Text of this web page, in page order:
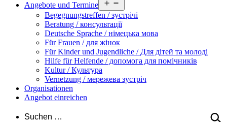
Angebote und Termine
öffnen
Begegnungstreffen / зустрічі
Beratung / консультації
Deutsche Sprache / німецька мова
Für Frauen / для жінок
Für Kinder und Jugendliche / Для дітей та молоді
Hilfe für Helfende / допомога для помічників
Kultur / Культура
Vernetzung / мережева зустріч
Organisationen
Angebot einreichen
Suchen …